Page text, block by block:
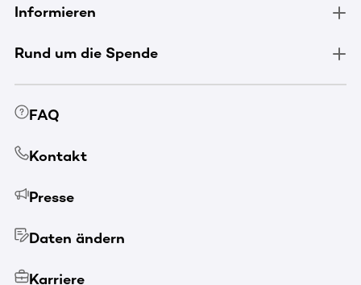
Informieren
Rund um die Spende
FAQ
Kontakt
Presse
Daten ändern
Karriere